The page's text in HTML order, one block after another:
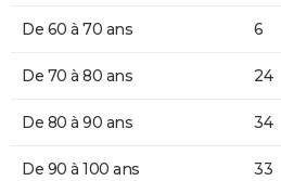
De 60 à 70 ans 6
De 70 à 80 ans 24
De 80 à 90 ans 34
De 90 à 100 ans 33